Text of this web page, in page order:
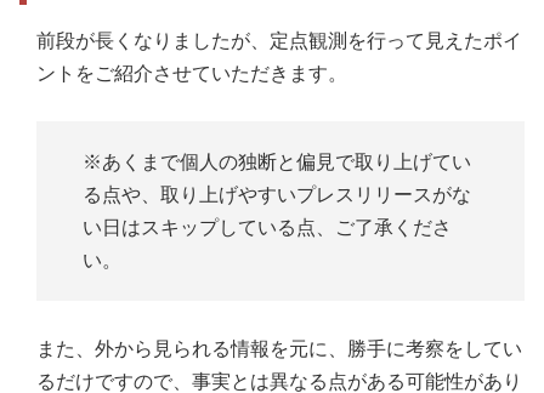
前段が長くなりましたが、定点観測を行って見えたポイ
ントをご紹介させていただきます。
※あくまで個人の独断と偏見で取り上げてい
る点や、取り上げやすいプレスリリースがな
い日はスキップしている点、ご了承くださ
い。
また、外から見られる情報を元に、勝手に考察をしてい
るだけですので、事実とは異なる点がある可能性があり